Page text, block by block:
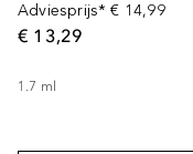
Adviesprijs* € 14,99
€ 13,29
1.7 ml